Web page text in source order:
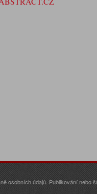
osobních údajů. Publikování nebo